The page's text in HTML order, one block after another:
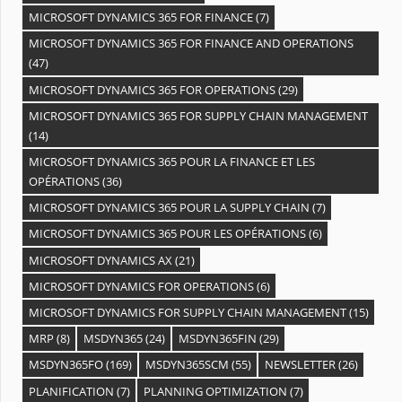
MICROSOFT DYNAMICS 365 FOR FINANCE(7)
MICROSOFT DYNAMICS 365 FOR FINANCE AND OPERATIONS
(47)
MICROSOFT DYNAMICS 365 FOR OPERATIONS(29)
MICROSOFT DYNAMICS 365 FOR SUPPLY CHAIN MANAGEMENT
(14)
MICROSOFT DYNAMICS 365 POUR LA FINANCE ET LES
OPÉRATIONS(36)
MICROSOFT DYNAMICS 365 POUR LA SUPPLY CHAIN (7)
MICROSOFT DYNAMICS 365 POUR LES OPÉRATIONS(6)
MICROSOFT DYNAMICS AX (21)
MICROSOFT DYNAMICS FOR OPERATIONS(6)
MICROSOFT DYNAMICS FOR SUPPLY CHAIN MANAGEMENT(15)
MRP (8) MSDYN365(24) MSDYN365FIN (29)
MSDYN365FO(169) MSDYN365SCM (55) NEWSLETTER(26)
PLANIFICATION (7) PLANNING OPTIMIZATION (7)